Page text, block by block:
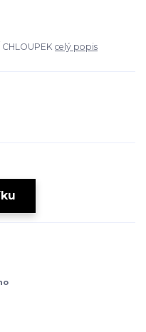
celý popis